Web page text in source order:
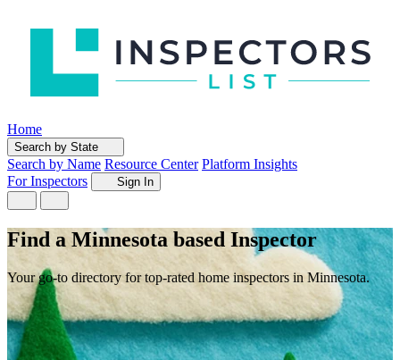
Home
Search by State
Search by Name Resource Center Platform Insights
For Inspectors
Sign In
Find a Minnesota based Inspector
Your go-to directory for top-rated home inspectors in Minnesota.